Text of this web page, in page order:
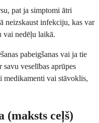
pat ja simptomi ātri
neizskaust infekciju, kas var
vai nedēļu laikā.
pabeigšanas vai ja tie
savu veselības aprūpes
medikamenti vai stāvoklis,
(maksts ceļš)